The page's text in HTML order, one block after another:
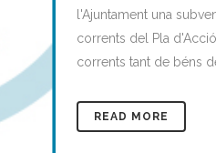
l'Ajuntament una
corrents del Pla
corrents tant de béns
READ MORE